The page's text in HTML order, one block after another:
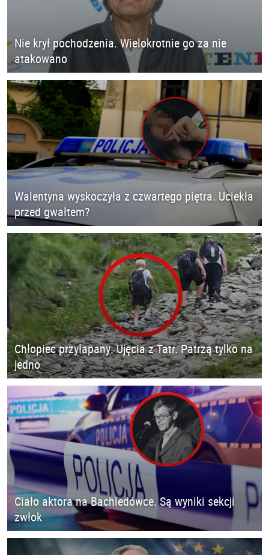
Nie krył pochodzenia. Wielokrotnie go za nie
atakowano
Walentyna wyskoczyła z czwartego piętra. Uciekła
przed gwałtem?
Chłopiec przyłapany. Ujęcia z Tatr. Patrzą tylko na
jedno
Ciało aktora na Bachledówce. Są wyniki sekcji
zwłok